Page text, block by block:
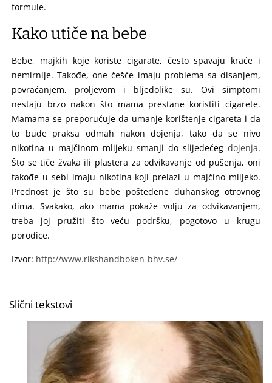
formule.
Kako utiče na bebe
Bebe, majkih koje koriste cigarate, često spavaju kraće i
nemirnije. Takođe, one češće imaju problema sa disanjem,
povraćanjem, proljevom i bljedolike su. Ovi simptomi
nestaju brzo nakon što mama prestane koristiti cigarete.
Mamama se preporućuje da umanje korištenje cigareta i da
to bude praksa odmah nakon dojenja, tako da se nivo
nikotina u majčinom mlijeku smanji do slijedećeg dojenja.
Što se tiče žvaka ili plastera za odvikavanje od pušenja, oni
takođe u sebi imaju nikotina koji prelazi u majčino mlijeko.
Prednost je što su bebe pošteđene duhanskog otrovnog
dima. Svakako, ako mama pokaže volju za odvikavanjem,
treba joj pružiti što veću podršku, pogotovo u krugu
porodice.
Izvor: http://www.rikshandboken-bhv.se/
Slični tekstovi